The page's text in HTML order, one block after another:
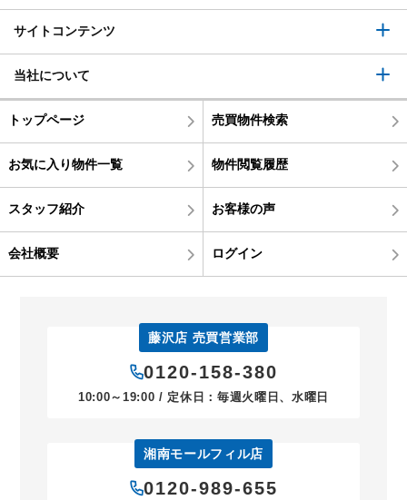
サイトコンテンツ
当社について
トップページ 売買物件検索
お気に入り物件一覧 物件閲覧履歴
スタッフ紹介 お客様の声
会社概要 ログイン
藤沢店 売買営業部
0120-158-380
10:00～19:00 / 定休日：毎週火曜日、水曜日
湘南モールフィル店
0120-989-655